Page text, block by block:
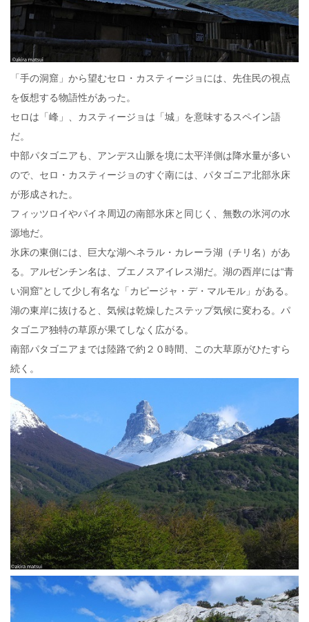
「手の洞窟」から望むセロ・カスティージョには、先住民の視点
を仮想する物語性があった。
セロは「峰」、カスティージョは「城」を意味するスペイン語
だ。
中部パタゴニアも、アンデス山脈を境に太平洋側は降水量が多い
ので、セロ・カスティージョのすぐ南には、パタゴニア北部氷床
が形成された。
フィッツロイやパイネ周辺の南部氷床と同じく、無数の氷河の水
源地だ。
氷床の東側には、巨大な湖ヘネラル・カレーラ湖（チリ名）があ
る。アルゼンチン名は、ブエノスアイレス湖だ。湖の西岸には“青
い洞窟”として少し有名な「カピージャ・デ・マルモル」がある。
湖の東岸に抜けると、気候は乾燥したステップ気候に変わる。パ
タゴニア独特の草原が果てしなく広がる。
南部パタゴニアまでは陸路で約２０時間、この大草原がひたすら
続く。